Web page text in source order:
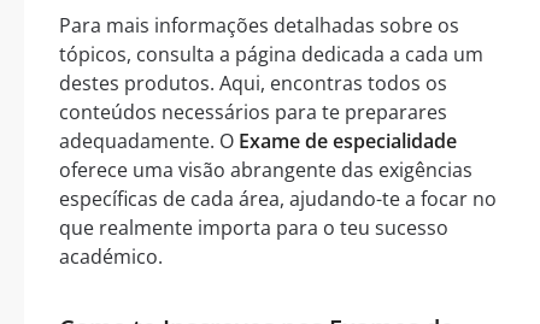
Para mais informações detalhadas sobre os
tópicos, consulta a página dedicada a cada um
destes produtos. Aqui, encontras todos os
conteúdos necessários para te preparares
adequadamente. O Exame de especialidade
oferece uma visão abrangente das exigências
específicas de cada área, ajudando-te a focar no
que realmente importa para o teu sucesso
académico.